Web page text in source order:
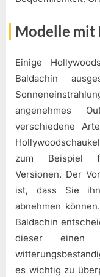
Modelle mit
Einige
Baldachin
angenehmes
verschiedene
zum Beispiel
Versionen. Der
ist, dass Sie
abnehmen
Baldachin
dieser einen
es wichtig zu